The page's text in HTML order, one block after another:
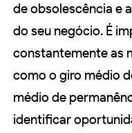
de obsolescência e
do seu negócio. É
constantemente as
como o giro médio
médio de
identificar